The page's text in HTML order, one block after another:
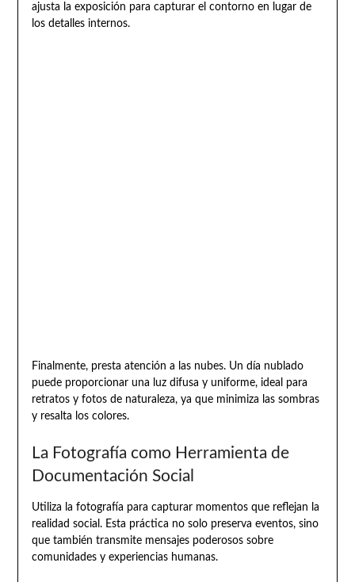
ajusta la exposición para capturar el contorno en lugar de
los detalles internos.
Finalmente, presta atención a las nubes. Un día nublado
puede proporcionar una luz difusa y uniforme, ideal para
retratos y fotos de naturaleza, ya que minimiza las sombras
y resalta los colores.
La Fotografía como Herramienta de
Documentación Social
Utiliza la fotografía para capturar momentos que reflejan la
realidad social. Esta práctica no solo preserva eventos, sino
que también transmite mensajes poderosos sobre
comunidades y experiencias humanas.